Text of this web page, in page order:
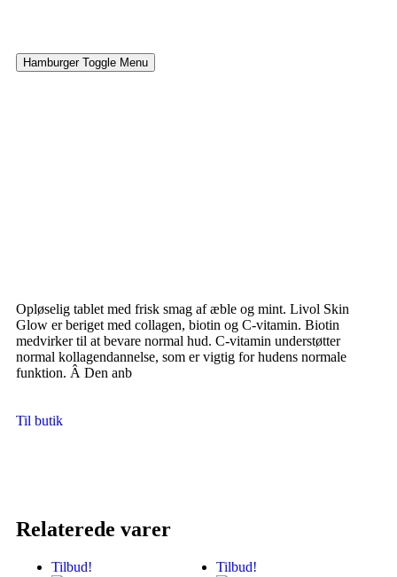
Hamburger Toggle Menu
Opløselig tablet med frisk smag af æble og mint. Livol Skin
Glow er beriget med collagen, biotin og C-vitamin. Biotin
medvirker til at bevare normal hud. C-vitamin understøtter
normal kollagendannelse, som er vigtig for hudens normale
funktion. Â Den anb
Til butik
Relaterede varer
Tilbud! Tilbud!